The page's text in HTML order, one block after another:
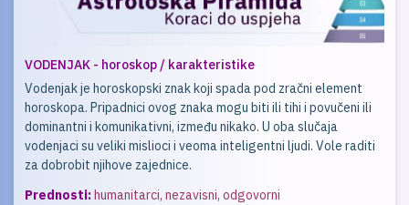
VODENJAK - horoskop / karakteristike
Vodenjak je horoskopski znak koji spada pod zračni element
horoskopa. Pripadnici ovog znaka mogu biti ili tihi i povučeni ili
dominantni i komunikativni, između nikako. U oba slučaja
vodenjaci su veliki mislioci i veoma inteligentni ljudi. Vole raditi
za dobrobit njihove zajednice.
Prednosti:humanitarci, nezavisni, odgovorni